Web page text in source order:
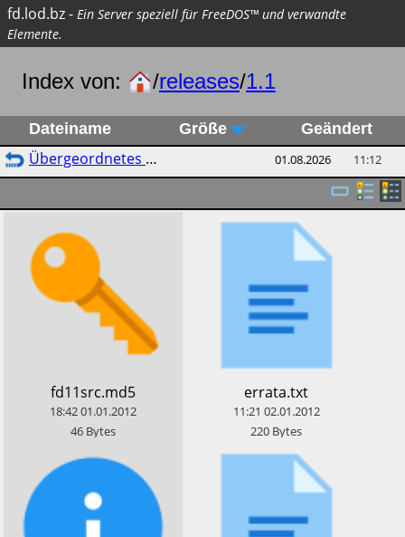
fd.lod.bz- Ein Server speziell für FreeDOS™ und verwandte
Elemente.
Index von: /releases/1.1
Dateiname Größe Geändert
Übergeordnetes Verzeichnis 01.08.2026 11:12
​fd11src.md5
18:4201.01.2012
46 Bytes
​errata.txt
11:21 02.01.2012
220 Bytes